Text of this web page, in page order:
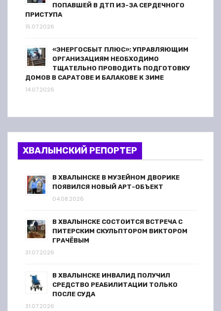
ПОПАВШЕЙ В ДТП ИЗ-ЗА СЕРДЕЧНОГО
ПРИСТУПА
15.07.2026
«ЭНЕРГОСБЫТ ПЛЮС»: УПРАВЛЯЮЩИМ
ОРГАНИЗАЦИЯМ НЕОБХОДИМО
ТЩАТЕЛЬНО ПРОВОДИТЬ ПОДГОТОВКУ
ДОМОВ В САРАТОВЕ И БАЛАКОВЕ К ЗИМЕ
14.07.2026
ХВАЛЫНСКИЙ РЕПОРТЕР
В ХВАЛЫНСКЕ В МУЗЕЙНОМ ДВОРИКЕ
ПОЯВИЛСЯ НОВЫЙ АРТ-ОБЪЕКТ
04.08.2026
В ХВАЛЫНСКЕ СОСТОИТСЯ ВСТРЕЧА С
ПИТЕРСКИМ СКУЛЬПТОРОМ ВИКТОРОМ
ГРАЧЁВЫМ
31.07.2026
В ХВАЛЫНСКЕ ИНВАЛИД ПОЛУЧИЛ
СРЕДСТВО РЕАБИЛИТАЦИИ ТОЛЬКО
ПОСЛЕ СУДА
31.07.2026